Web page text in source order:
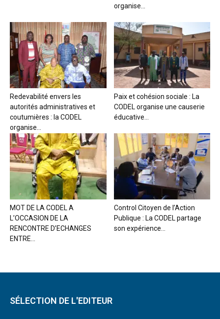
organise...
Redevabilité envers les
autorités administratives et
coutumières : la CODEL
organise...
Paix et cohésion sociale : La
CODEL organise une causerie
éducative...
MOT DE LA CODEL A
L’OCCASION DE LA
RENCONTRE D’ECHANGES
ENTRE...
Control Citoyen de l’Action
Publique : La CODEL partage
son expérience...
SÉLECTION DE L'EDITEUR